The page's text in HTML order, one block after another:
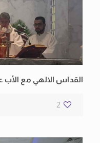
القداس الالهي مع الأب
2